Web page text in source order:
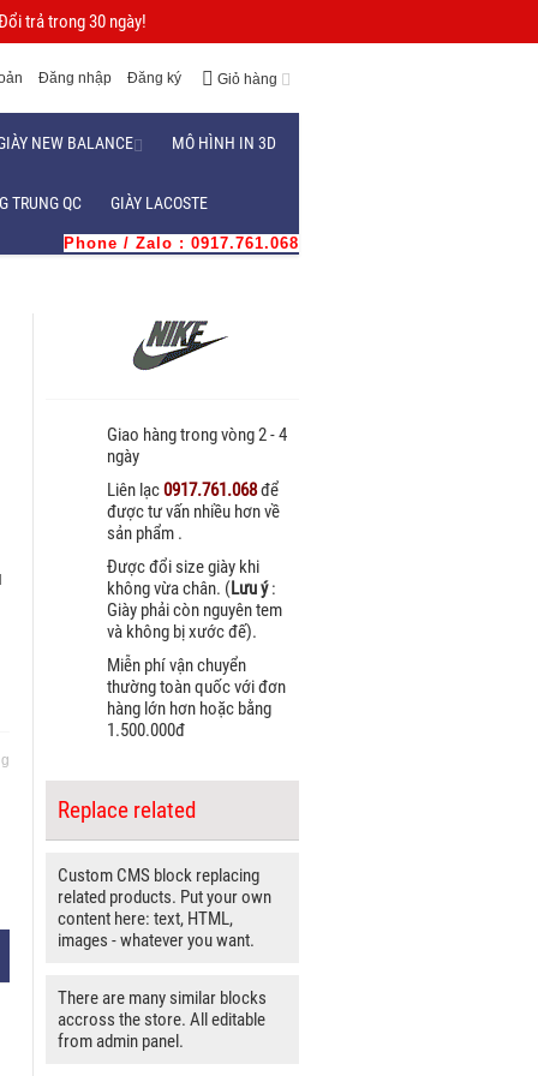
trả trong 30 ngày!
Giỏ hàng
Đăng nhập Đăng ký
NEW BALANCE MÔ HÌNH IN 3D
TRUNG QC GIÀY LACOSTE
Phone / Zalo : 0917.761.068
Giao hàng trong vòng 2 - 4
ngày
Liên lạc0917.761.068để
được tư vấn nhiều hơn về
sản phẩm .
Được đổi size giày khi
không vừa chân. (Lưu ý:
Giày phải còn nguyên tem
và không bị xước đế).
Miễn phí vận chuyển
thường toàn quốc với đơn
hàng lớn hơn hoặc bằng
1.500.000đ
Replace related
Custom CMS block replacing
related products. Put your own
content here: text, HTML,
images - whatever you want.
There are many similar blocks
accross the store. All editable
from admin panel.